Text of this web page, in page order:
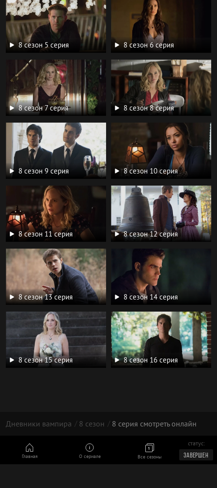
Главная О сериале Все сезоны
статус:
ЗАВЕРШЕН
8 сезон 5 серия 8 сезон 6 серия
8 сезон 7 серия 8 сезон 8 серия
8 сезон 9 серия 8 сезон 10 серия
8 сезон 11 серия 8 сезон 12 серия
8 сезон 13 серия 8 сезон 14 серия
8 сезон 15 серия 8 сезон 16 серия
Дневники вампира 8 сезон 8 серия смотреть онлайн
© 2026 год | 16+